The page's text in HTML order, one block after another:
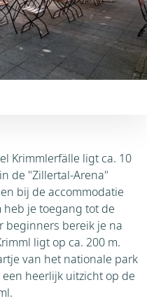
Krimmlerfälle ligt ca. 10
de "Zillertal-Arena"
bij de accommodatie
heb je toegang tot de
beginners bereik je na
ligt op ca. 200 m.
van het nationale park
heerlijk uitzicht op de